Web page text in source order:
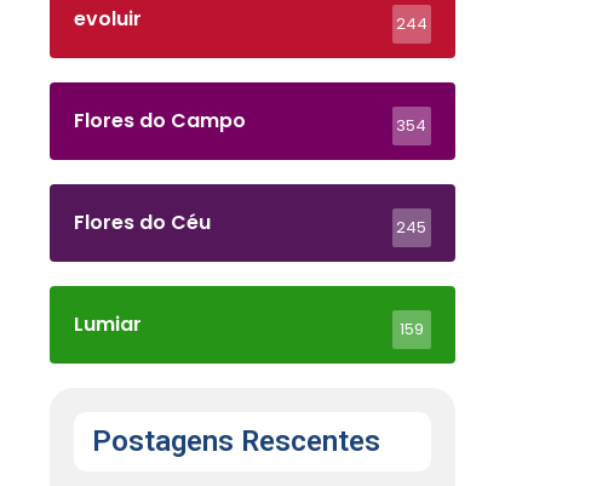
evoluir 244
Flores do Campo 354
Flores do Céu 245
Lumiar 159
Postagens Rescentes